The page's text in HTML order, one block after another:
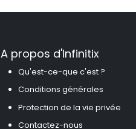
A propos d'Infinitix
Qu'est-ce-que c'est ?
Conditions générales
Protection de la vie privée
Contactez-nous